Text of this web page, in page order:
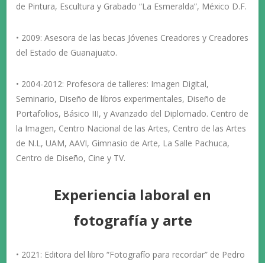
de Pintura, Escultura y Grabado “La Esmeralda”, México D.F.
• 2009: Asesora de las becas Jóvenes Creadores y Creadores
del Estado de Guanajuato.
• 2004-2012: Profesora de talleres: Imagen Digital,
Seminario, Diseño de libros experimentales, Diseño de
Portafolios, Básico III, y Avanzado del Diplomado. Centro de
la Imagen, Centro Nacional de las Artes, Centro de las Artes
de N.L, UAM, AAVI, Gimnasio de Arte, La Salle Pachuca,
Centro de Diseño, Cine y TV.
Experiencia laboral en
fotografía y arte
• 2021: Editora del libro “Fotografío para recordar” de Pedro